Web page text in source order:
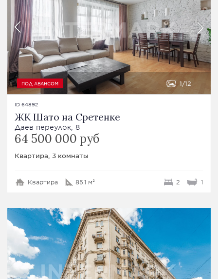
ПОД АВАНСОМ 1 12
ID 64892
ЖК Шато на Сретенке
Даев переулок, 8
64 500 000 руб
Квартира, 3 комнаты
Квартира 85.1 м² 2 1